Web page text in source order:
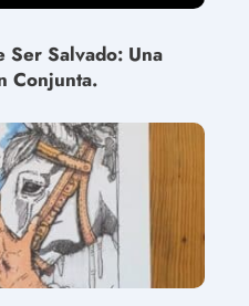
Ser Salvado: Una
Conjunta.